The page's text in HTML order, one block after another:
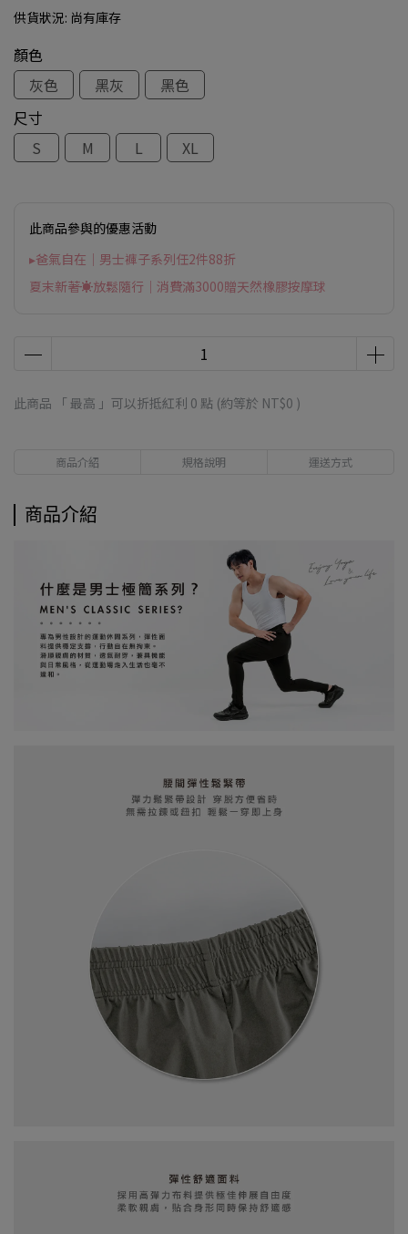
供貨狀況: 尚有庫存
顏色
灰色
黑灰
黑色
尺寸
S
M L XL
此商品參與的優惠活動
▸爸氣自在｜男士褲子系列任2件88折
夏末新著☀放鬆隨行｜消費滿3000贈天然橡膠按摩球
此商品 「 最高 」可以折抵紅利 0 點 (約等於 NT$0 )
商品介紹 規格說明 運送方式
商品介紹